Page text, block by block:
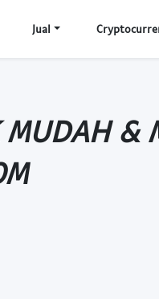
Jual
MUDAH &